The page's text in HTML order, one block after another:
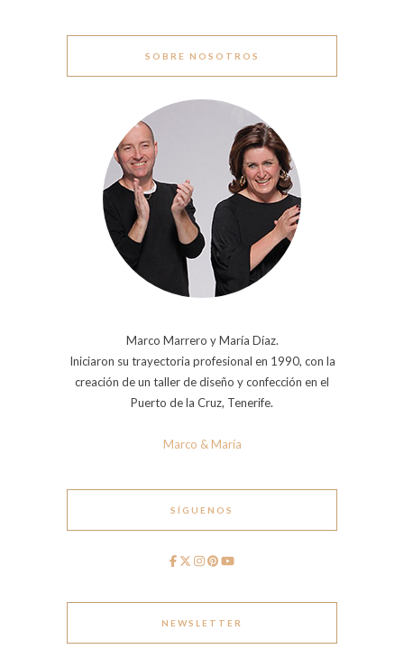
SOBRE NOSOTROS
Marco Marrero y María Díaz.
Iniciaron su trayectoria profesional en 1990, con la
creación de un taller de diseño y confección en el
Puerto de la Cruz, Tenerife.
Marco & María
SÍGUENOS
NEWSLETTER